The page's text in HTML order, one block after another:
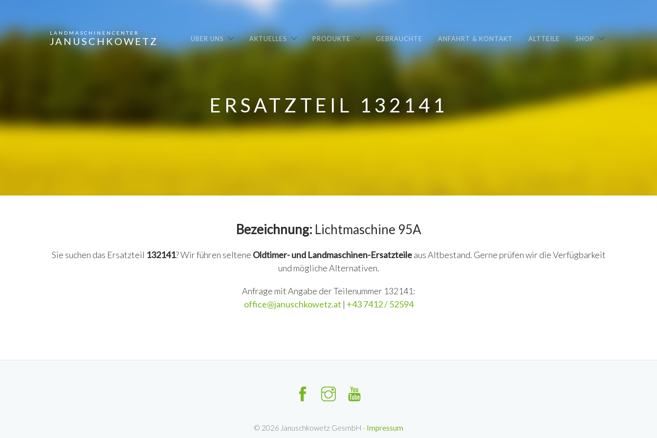
LANDMASCHINENCENTER
JANUSCHKOWETZ ÜBER UNS AKTUELLES PRODUKTE GEBRAUCHTE ANFAHRT & KONTAKT ALTTEILE SHOP
ERSATZTEIL 132141
Bezeichnung: Lichtmaschine 95A
Sie suchen das Ersatzteil 132141? Wir führen seltene Oldtimer- und Landmaschinen-Ersatzteileaus Altbestand. Gerne prüfen wir die Verfügbarkeit
und mögliche Alternativen.
Anfrage mit Angabe der Teilenummer 132141:
office@januschkowetz.at | +43 7412 / 52594
© 2026 Januschkowetz GesmbH - Impressum